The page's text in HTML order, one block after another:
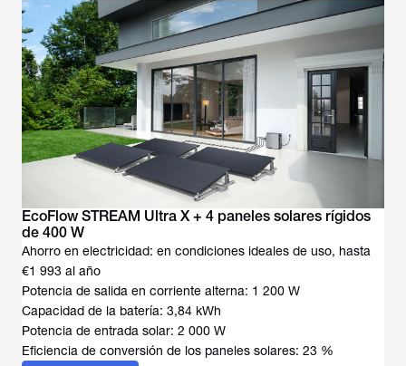
EcoFlow STREAM Ultra X + 4 paneles solares rígidos
de 400 W
Ahorro en electricidad: en condiciones ideales de uso, hasta
€1 993 al año
Potencia de salida en corriente alterna: 1 200 W
Capacidad de la batería: 3,84 kWh
Potencia de entrada solar: 2 000 W
Eficiencia de conversión de los paneles solares: 23 %